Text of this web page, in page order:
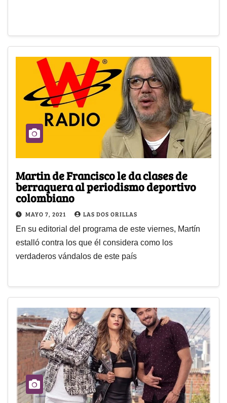
Martin de Francisco le da clases de
berraquera al periodismo deportivo
colombiano
MAYO 7, 2021 LAS DOS ORILLAS
En su editorial del programa de este viernes, Martín
estalló contra los que él considera como los
verdaderos vándalos de este país